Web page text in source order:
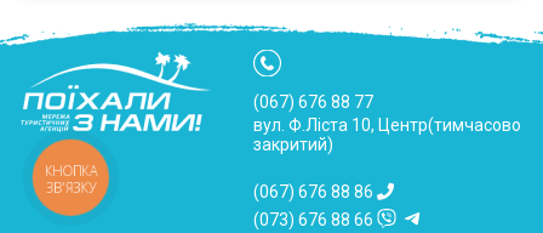
(067) 676 88 77
вул. Ф.Ліста 10, Центр(тимчасово
закритий)
(067) 676 88 86
(073) 676 88 66
КНОПКА
ЗВ'ЯЗКУ